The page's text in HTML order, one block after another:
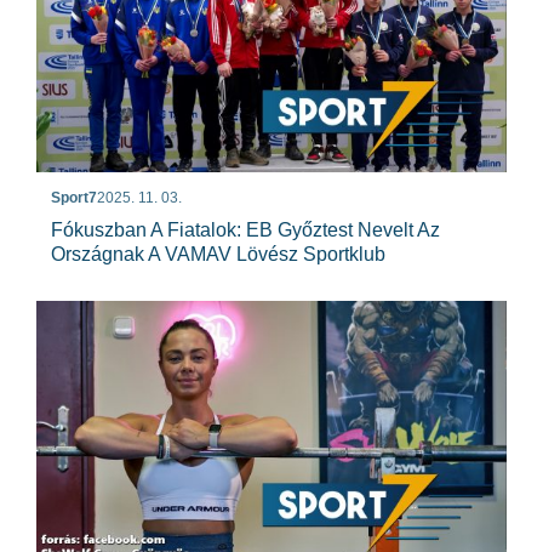
Sport72025. 11. 03.
Fókuszban A Fiatalok: EB Győztest Nevelt Az
Országnak A VAMAV Lövész Sportklub